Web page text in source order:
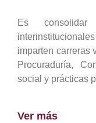
Es
imparten carreras
Procuraduría,
social y prácticas
Ver más